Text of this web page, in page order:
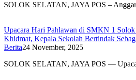
SOLOK SELATAN, JAYA POS –
Upacara Hari Pahlawan di SMKN 1 Solok
Khidmat, Kepala Sekolah Bertindak
Berita24 November, 2025
SOLOK SELATAN, JAYA POS —